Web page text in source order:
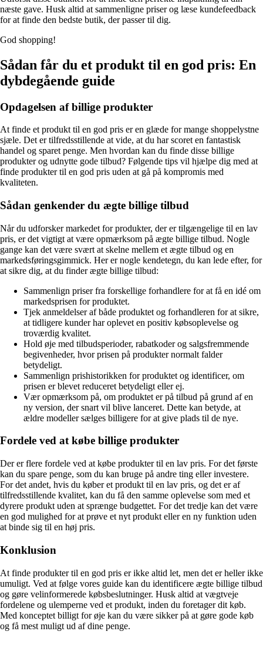
næste gave. Husk altid at sammenligne priser og læse kundefeedback
for at finde den bedste butik, der passer til dig.
God shopping!
Sådan får du et produkt til en god pris: En
dybdegående guide
Opdagelsen af billige produkter
At finde et produkt til en god pris er en glæde for mange shoppelystne
sjæle. Det er tilfredsstillende at vide, at du har scoret en fantastisk
handel og sparet penge. Men hvordan kan du finde disse billige
produkter og udnytte gode tilbud? Følgende tips vil hjælpe dig med at
finde produkter til en god pris uden at gå på kompromis med
kvaliteten.
Sådan genkender du ægte billige tilbud
Når du udforsker markedet for produkter, der er tilgængelige til en lav
pris, er det vigtigt at være opmærksom på ægte billige tilbud. Nogle
gange kan det være svært at skelne mellem et ægte tilbud og en
markedsføringsgimmick. Her er nogle kendetegn, du kan lede efter, for
at sikre dig, at du finder ægte billige tilbud:
Sammenlign priser fra forskellige forhandlere for at få en idé om
markedsprisen for produktet.
Tjek anmeldelser af både produktet og forhandleren for at sikre,
at tidligere kunder har oplevet en positiv købsoplevelse og
troværdig kvalitet.
Hold øje med tilbudsperioder, rabatkoder og salgsfremmende
begivenheder, hvor prisen på produkter normalt falder
betydeligt.
Sammenlign prishistorikken for produktet og identificer, om
prisen er blevet reduceret betydeligt eller ej.
Vær opmærksom på, om produktet er på tilbud på grund af en
ny version, der snart vil blive lanceret. Dette kan betyde, at
ældre modeller sælges billigere for at give plads til de nye.
Fordele ved at købe billige produkter
Der er flere fordele ved at købe produkter til en lav pris. For det første
kan du spare penge, som du kan bruge på andre ting eller investere.
For det andet, hvis du køber et produkt til en lav pris, og det er af
tilfredsstillende kvalitet, kan du få den samme oplevelse som med et
dyrere produkt uden at sprænge budgettet. For det tredje kan det være
en god mulighed for at prøve et nyt produkt eller en ny funktion uden
at binde sig til en høj pris.
Konklusion
At finde produkter til en god pris er ikke altid let, men det er heller ikke
umuligt. Ved at følge vores guide kan du identificere ægte billige tilbud
og gøre velinformerede købsbeslutninger. Husk altid at vægtveje
fordelene og ulemperne ved et produkt, inden du foretager dit køb.
Med konceptet billigt for øje kan du være sikker på at gøre gode køb
og få mest muligt ud af dine penge.